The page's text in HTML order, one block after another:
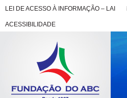
LEI DE ACESSO À INFORMAÇÃO – LAI
ACESSIBILIDADE